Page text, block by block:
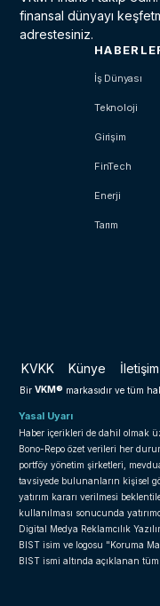
finansal dünyayı
adrestesiniz.
İş Dünyası
Teknoloji
Girişim
FinTech
Enerji
Tarım
KVKK Künye İletişim
Bir VKM® markasıdır ve tüm
Yasal Uyarı
Haber içerikleri de dahil olmak
Bono-Repo özet verileri her
portföy yönetim şirketleri,
tavsiyede bulunanların kişisel
yatırım kararı verilmesi
kullanılması sonucunda
Digital Medya Reklamcılık
BIST isim ve logosu "Koruma
BIST ismi altında açıklanan